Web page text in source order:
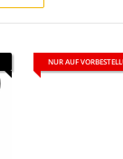
NUR AUF